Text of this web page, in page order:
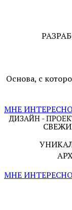
Основа, с
МНЕ ИНТЕРЕСНО
ДИЗАЙН -
МНЕ ИНТЕРЕСНО